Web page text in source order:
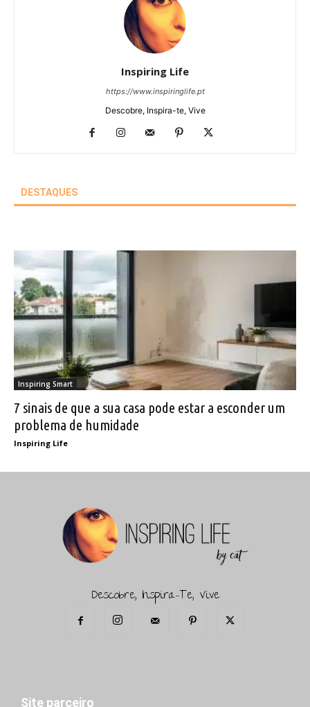
Inspiring Life
https://www.inspiringlife.pt
Descobre, Inspira-te, Vive
DESTAQUES
Inspiring Smart
7 sinais de que a sua casa pode estar a esconder um
problema de humidade
Inspiring Life
Descobre, Inspira-Te, Vive
Site parceiro